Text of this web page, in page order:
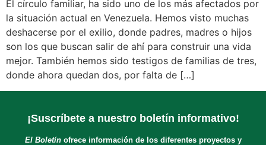
El círculo familiar, ha sido uno de los más afectados por
la situación actual en Venezuela. Hemos visto muchas
deshacerse por el exilio, donde padres, madres o hijos
son los que buscan salir de ahí para construir una vida
mejor. También hemos sido testigos de familias de tres,
donde ahora quedan dos, por falta de […]
¡Suscríbete a nuestro boletín informativo!
El Boletínofrece información de los diferentes proyectos y